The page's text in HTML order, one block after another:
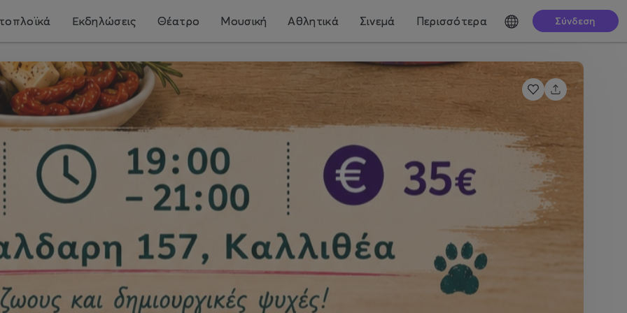
Εκδηλώσεις Θέατρο Μουσική Αθλητικά Σινεμά Περισσότερα Σύνδεση